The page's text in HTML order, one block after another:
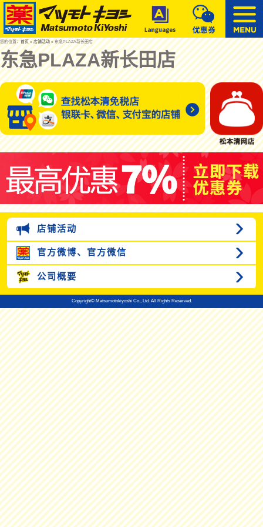
您的位置：首页»店铺活动» 东急PLAZA新长田店
东急PLAZA新长田店
店铺活动
官方微博、 官方微信
公司概要
Copyright© Matsumotokiyoshi Co., Ltd. All Rights Reserved.